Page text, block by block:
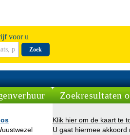
voor u
Zoek
Zoekresultaten
Klik hier om de kaart te
U gaat hiermee